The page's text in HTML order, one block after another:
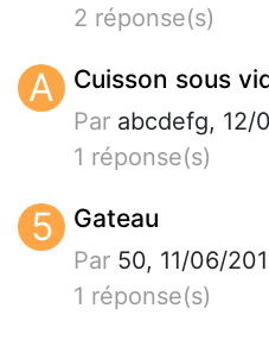
2 réponse(s)
A Cuisson sous
Par abcdefg, 12/
1 réponse(s)
5 Gateau
Par 50, 11/06/
1 réponse(s)